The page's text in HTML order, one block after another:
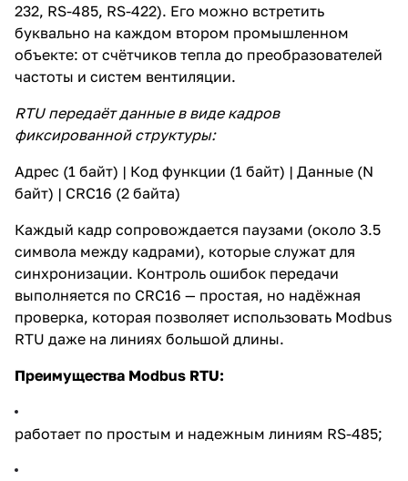
232, RS-485, RS-422). Его можно встретить
буквально на каждом втором промышленном
объекте: от счётчиков тепла до преобразователей
частоты и систем вентиляции.
RTU передаёт данные в виде кадров
фиксированной структуры:
Адрес (1 байт) | Код функции (1 байт) | Данные (N
байт) | CRC16 (2 байта)
Каждый кадр сопровождается паузами (около 3.5
символа между кадрами), которые служат для
синхронизации. Контроль ошибок передачи
выполняется по CRC16 — простая, но надёжная
проверка, которая позволяет использовать Modbus
RTU даже на линиях большой длины.
Преимущества Modbus RTU:
работает по простым и надежным линиям RS-485;